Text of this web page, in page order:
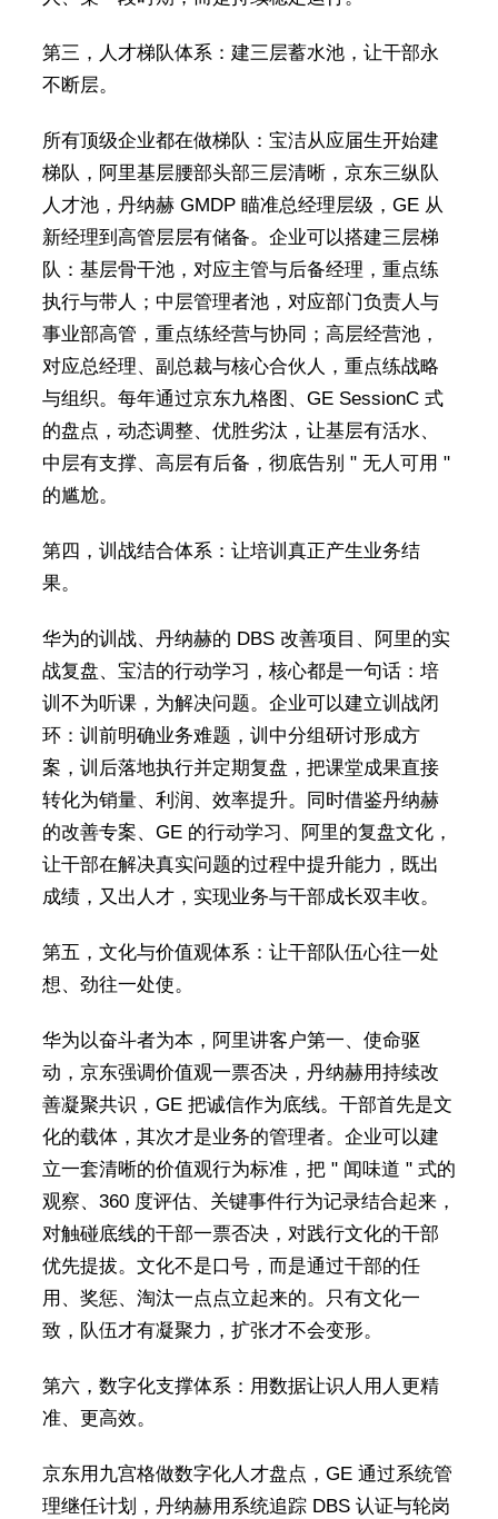
第三，人才梯队体系：建三层蓄水池，让干部永
不断层。
所有顶级企业都在做梯队：宝洁从应届生开始建
梯队，阿里基层腰部头部三层清晰，京东三纵队
人才池，丹纳赫 GMDP 瞄准总经理层级，GE 从
新经理到高管层层有储备。企业可以搭建三层梯
队：基层骨干池，对应主管与后备经理，重点练
执行与带人；中层管理者池，对应部门负责人与
事业部高管，重点练经营与协同；高层经营池，
对应总经理、副总裁与核心合伙人，重点练战略
与组织。每年通过京东九格图、GE SessionC 式
的盘点，动态调整、优胜劣汰，让基层有活水、
中层有支撑、高层有后备，彻底告别 " 无人可用 "
的尴尬。
第四，训战结合体系：让培训真正产生业务结
果。
华为的训战、丹纳赫的 DBS 改善项目、阿里的实
战复盘、宝洁的行动学习，核心都是一句话：培
训不为听课，为解决问题。企业可以建立训战闭
环：训前明确业务难题，训中分组研讨形成方
案，训后落地执行并定期复盘，把课堂成果直接
转化为销量、利润、效率提升。同时借鉴丹纳赫
的改善专案、GE 的行动学习、阿里的复盘文化，
让干部在解决真实问题的过程中提升能力，既出
成绩，又出人才，实现业务与干部成长双丰收。
第五，文化与价值观体系：让干部队伍心往一处
想、劲往一处使。
华为以奋斗者为本，阿里讲客户第一、使命驱
动，京东强调价值观一票否决，丹纳赫用持续改
善凝聚共识，GE 把诚信作为底线。干部首先是文
化的载体，其次才是业务的管理者。企业可以建
立一套清晰的价值观行为标准，把 " 闻味道 " 式的
观察、360 度评估、关键事件行为记录结合起来，
对触碰底线的干部一票否决，对践行文化的干部
优先提拔。文化不是口号，而是通过干部的任
用、奖惩、淘汰一点点立起来的。只有文化一
致，队伍才有凝聚力，扩张才不会变形。
第六，数字化支撑体系：用数据让识人用人更精
准、更高效。
京东用九宫格做数字化人才盘点，GE 通过系统管
理继任计划，丹纳赫用系统追踪 DBS 认证与轮岗